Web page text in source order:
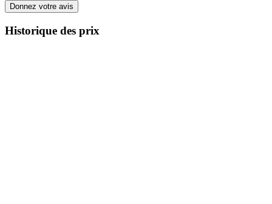
Donnez votre avis
Historique des prix